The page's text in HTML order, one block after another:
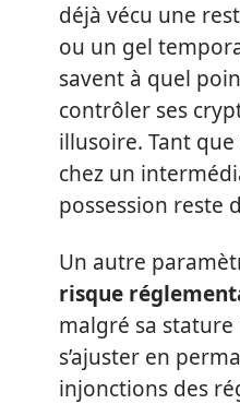
déjà vécu une
ou un gel
savent à quel
contrôler ses
illusoire. Tant
chez un
possession reste
Un autre
risque
malgré sa
s’ajuster en
injonctions des